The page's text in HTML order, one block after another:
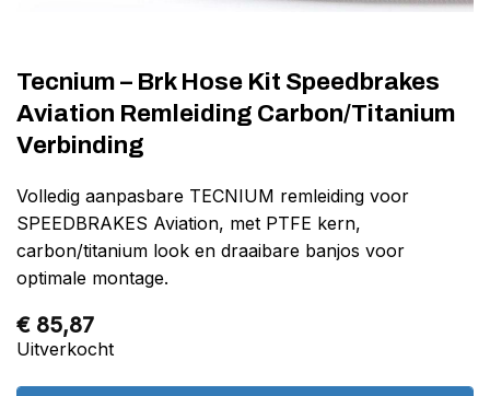
Tecnium – Brk Hose Kit Speedbrakes
Aviation Remleiding Carbon/Titanium
Verbinding
Volledig aanpasbare TECNIUM remleiding voor
SPEEDBRAKES Aviation, met PTFE kern,
carbon/titanium look en draaibare banjos voor
optimale montage.
€ 85,87
Uitverkocht